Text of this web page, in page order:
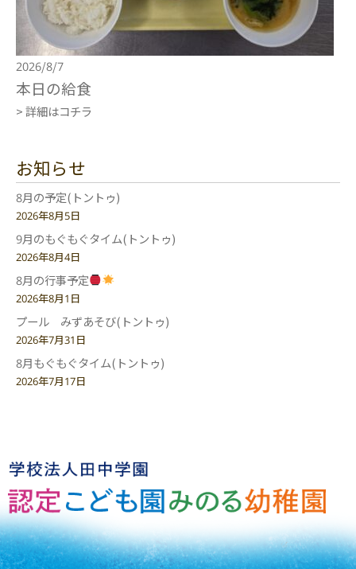
2026/8/7
本日の給食
> 詳細はコチラ
お知らせ
8月の予定(トントゥ)
2026年8月5日
9月のもぐもぐタイム(トントゥ)
2026年8月4日
8月の行事予定
2026年8月1日
プール みずあそび(トントゥ)
2026年7月31日
8月もぐもぐタイム(トントゥ)
2026年7月17日